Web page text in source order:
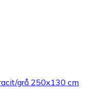
grå 250x130 cm